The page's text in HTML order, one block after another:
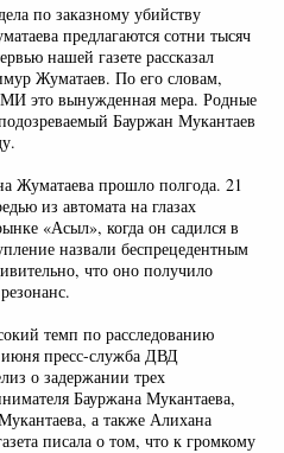
по заказному убийству
предлагаются сотни тысяч
нашей газете рассказал
Жуматаев. По его словам,
это вынужденная мера. Родные
Бауржан Мукантаев
Жуматаева прошло полгода. 21
из автомата на глазах
«Асыл», когда он садился в
назвали беспрецедентным
что оно получило
темп по расследованию
пресс-служба ДВД
о задержании трех
Бауржана Мукантаева,
а также Алихана
писала о том, что к громкому